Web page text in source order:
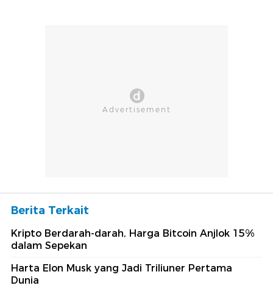
Berita Terkait
Kripto Berdarah-darah, Harga Bitcoin Anjlok 15%
dalam Sepekan
Harta Elon Musk yang Jadi Triliuner Pertama
Dunia